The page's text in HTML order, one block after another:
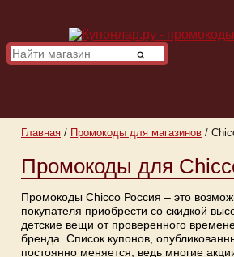
Главная / Промокоды для магазинов /
Промокоды для
Промокоды Chicco Россия – это
покупателя приобрести со скидкой
детские вещи от проверенного
бренда. Список купонов,
постоянно меняется, ведь многие